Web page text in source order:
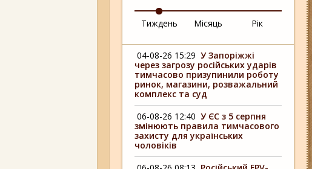
Тиждень Місяць Рік
04-08-26 15:29 У Запоріжжі
через загрозу російських ударів
тимчасово призупинили роботу
ринок, магазини, розважальний
комплекс та суд
06-08-26 12:40 У ЄС з 5 серпня
змінюють правила тимчасового
захисту для українських
чоловіків